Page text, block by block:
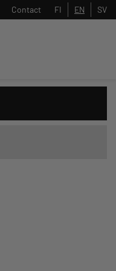
Contact FI EN SV